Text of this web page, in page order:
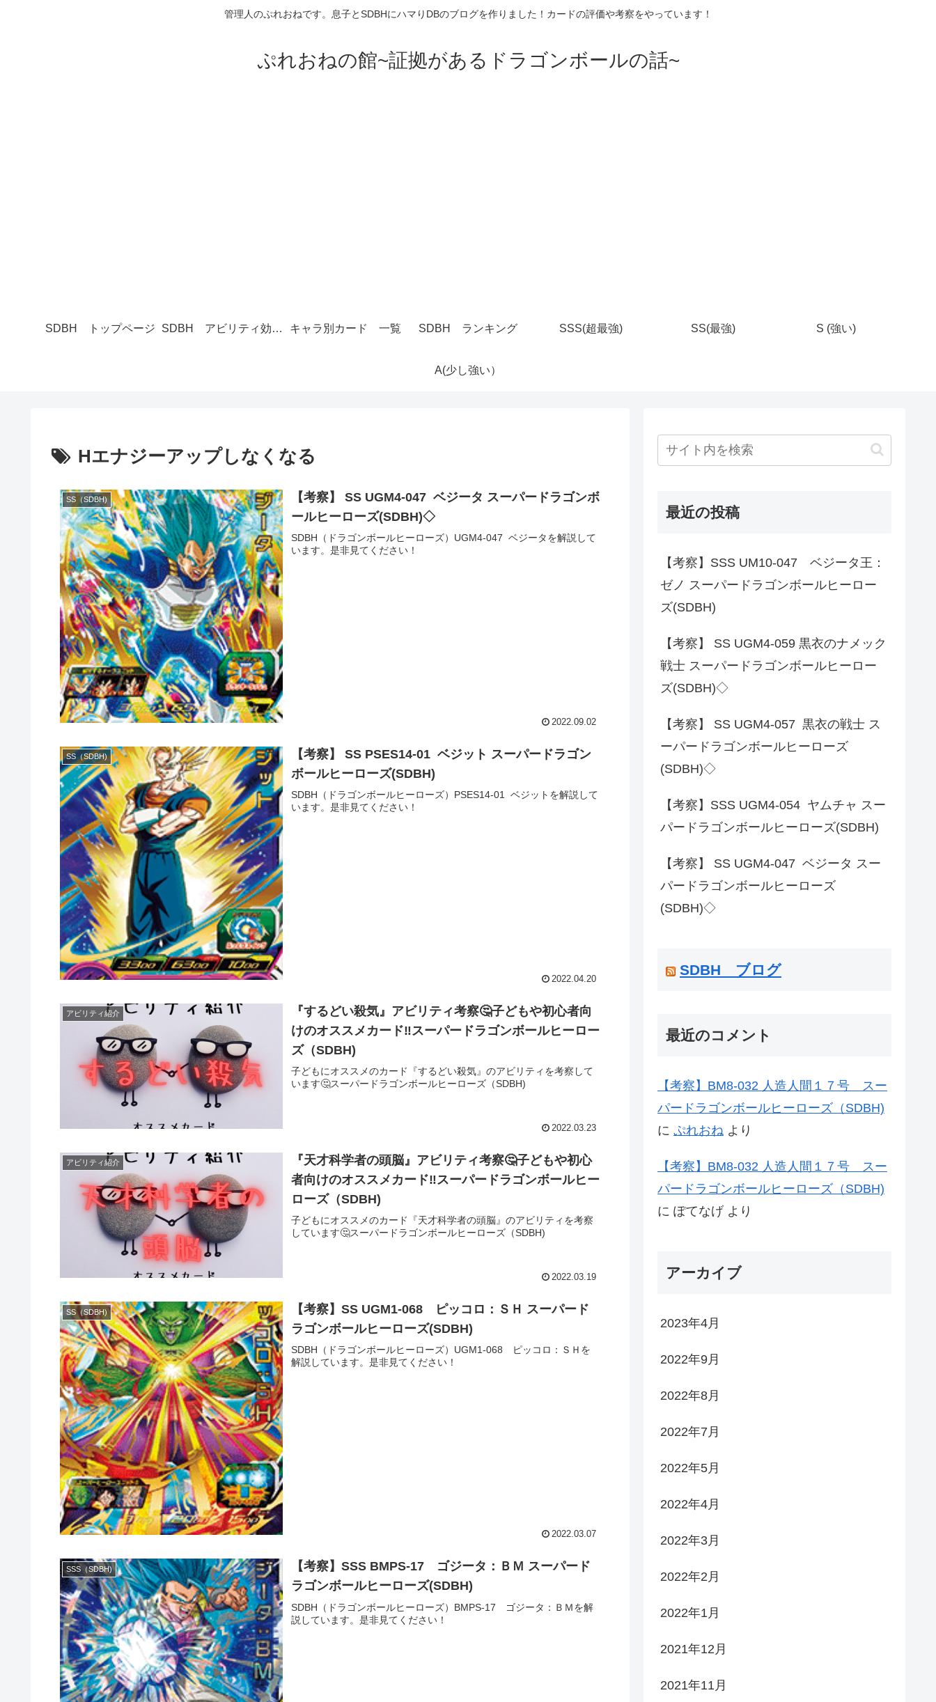
管理人のぷれおねです。息子とSDBHにハマりDBのブログを作りました！カードの評価や考察をやっています！
ぷれおねの館~証拠があるドラゴンボールの話~
SDBH トップページ SDBH アビリティ効果一覧 キャラ別カード 一覧 SDBH ランキング SSS(超最強) SS(最強) S (強い)
A(少し強い）
Hエナジーアップしなくなる
SS（SDBH)
【考察】 SS UGM4-047 ベジータ スーパードラゴンボ
ールヒーローズ(SDBH)◇
SDBH（ドラゴンボールヒーローズ）UGM4-047 ベジータを解説して
います。是非見てください！
2022.09.02
SS（SDBH)
【考察】 SS PSES14-01 ベジット スーパードラゴン
ボールヒーローズ(SDBH)
SDBH（ドラゴンボールヒーローズ）PSES14-01 ベジットを解説して
います。是非見てください！
2022.04.20
アビリティ紹介
『するどい殺気』アビリティ考察🤔子どもや初心者向
けのオススメカード‼️スーパードラゴンボールヒーロー
ズ（SDBH)
子どもにオススメのカード『するどい殺気』のアビリティを考察して
います🤔スーパードラゴンボールヒーローズ（SDBH)
2022.03.23
アビリティ紹介
『天才科学者の頭脳』アビリティ考察🤔子どもや初心
者向けのオススメカード‼️スーパードラゴンボールヒー
ローズ（SDBH)
子どもにオススメのカード『天才科学者の頭脳』のアビリティを考察
しています🤔スーパードラゴンボールヒーローズ（SDBH)
2022.03.19
SS（SDBH)
【考察】SS UGM1-068 ピッコロ：ＳＨ スーパード
ラゴンボールヒーローズ(SDBH)
SDBH（ドラゴンボールヒーローズ）UGM1-068 ピッコロ：ＳＨを
解説しています。是非見てください！
2022.03.07
SSS（SDBH)
【考察】SSS BMPS-17 ゴジータ：ＢＭ スーパード
ラゴンボールヒーローズ(SDBH)
SDBH（ドラゴンボールヒーローズ）BMPS-17 ゴジータ：ＢＭを解
説しています。是非見てください！
最近の投稿
【考察】SSS UM10-047 ベジータ王：
ゼノ スーパードラゴンボールヒーロー
ズ(SDBH)
【考察】 SS UGM4-059 黒衣のナメック
戦士 スーパードラゴンボールヒーロー
ズ(SDBH)◇
【考察】 SS UGM4-057 黒衣の戦士 ス
ーパードラゴンボールヒーローズ
(SDBH)◇
【考察】SSS UGM4-054 ヤムチャ スー
パードラゴンボールヒーローズ(SDBH)
【考察】 SS UGM4-047 ベジータ スー
パードラゴンボールヒーローズ
(SDBH)◇
SDBH ブログ
最近のコメント
【考察】BM8-032 人造人間１７号 スー
パードラゴンボールヒーローズ（SDBH)
に ぷれおね より
【考察】BM8-032 人造人間１７号 スー
パードラゴンボールヒーローズ（SDBH)
に ぽてなげ より
アーカイブ
2023年4月
2022年9月
2022年8月
2022年7月
2022年5月
2022年4月
2022年3月
2022年2月
2022年1月
2021年12月
2021年11月